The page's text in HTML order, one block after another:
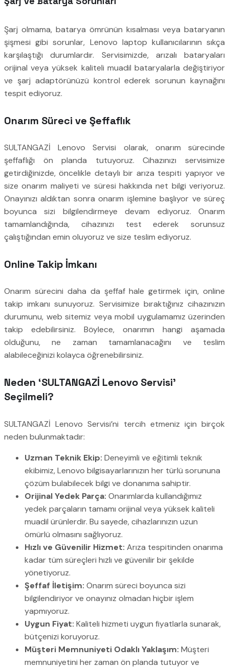
Şarj olmama, batarya ömrünün kısalması veya bataryanın
şişmesi gibi sorunlar, Lenovo laptop kullanıcılarının sıkça
karşılaştığı durumlardır. Servisimizde, arızalı bataryaları
orijinal veya yüksek kaliteli muadil bataryalarla değiştiriyor
ve şarj adaptörünüzü kontrol ederek sorunun kaynağını
tespit ediyoruz.
Onarım Süreci ve Şeffaflık
SULTANGAZİ Lenovo Servisi olarak, onarım sürecinde
şeffaflığı ön planda tutuyoruz. Cihazınızı servisimize
getirdiğinizde, öncelikle detaylı bir arıza tespiti yapıyor ve
size onarım maliyeti ve süresi hakkında net bilgi veriyoruz.
Onayınızı aldıktan sonra onarım işlemine başlıyor ve süreç
boyunca sizi bilgilendirmeye devam ediyoruz. Onarım
tamamlandığında, cihazınızı test ederek sorunsuz
çalıştığından emin oluyoruz ve size teslim ediyoruz.
Online Takip İmkanı
Onarım sürecini daha da şeffaf hale getirmek için, online
takip imkanı sunuyoruz. Servisimize bıraktığınız cihazınızın
durumunu, web sitemiz veya mobil uygulamamız üzerinden
takip edebilirsiniz. Böylece, onarımın hangi aşamada
olduğunu, ne zaman tamamlanacağını ve teslim
alabileceğinizi kolayca öğrenebilirsiniz.
Neden ‘SULTANGAZİ Lenovo Servisi’
Seçilmeli?
SULTANGAZİ Lenovo Servisi’ni tercih etmeniz için birçok
neden bulunmaktadır:
Uzman Teknik Ekip: Deneyimli ve eğitimli teknik
ekibimiz, Lenovo bilgisayarlarınızın her türlü sorununa
çözüm bulabilecek bilgi ve donanıma sahiptir.
Orijinal Yedek Parça: Onarımlarda kullandığımız
yedek parçaların tamamı orijinal veya yüksek kaliteli
muadil ürünlerdir. Bu sayede, cihazlarınızın uzun
ömürlü olmasını sağlıyoruz.
Hızlı ve Güvenilir Hizmet: Arıza tespitinden onarıma
kadar tüm süreçleri hızlı ve güvenilir bir şekilde
yönetiyoruz.
Şeffaf İletişim: Onarım süreci boyunca sizi
bilgilendiriyor ve onayınız olmadan hiçbir işlem
yapmıyoruz.
Uygun Fiyat: Kaliteli hizmeti uygun fiyatlarla sunarak,
bütçenizi koruyoruz.
Müşteri Memnuniyeti Odaklı Yaklaşım: Müşteri
memnuniyetini her zaman ön planda tutuyor ve